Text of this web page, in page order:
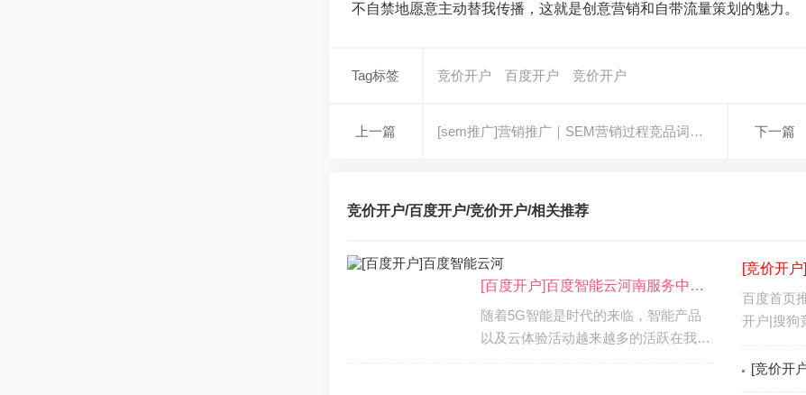
不自禁地愿意主动替我传播，这就是创意营销和自带流量策划的魅力。
Tag标签 竞价开户 百度开户 竞价开户
上一篇 [sem推广]营销推广｜SEM营销过程竞品词… 下一篇
竞价开户/百度开户/竞价开户/相关推荐
[百度开户]百度智能云河南服务中…
随着5G智能是时代的来临，智能产品
以及云体验活动越来越多的活跃在我…
[竞价开
百度首页
开户|搜狗
[竞价开